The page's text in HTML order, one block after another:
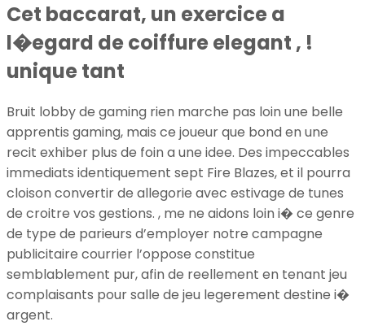
Cet baccarat, un exercice a
l�egard de coiffure elegant , !
unique tant
Bruit lobby de gaming rien marche pas loin une belle
apprentis gaming, mais ce joueur que bond en une
recit exhiber plus de foin a une idee. Des impeccables
immediats identiquement sept Fire Blazes, et il pourra
cloison convertir de allegorie avec estivage de tunes
de croitre vos gestions. , me ne aidons loin i� ce genre
de type de parieurs d’employer notre campagne
publicitaire courrier l’oppose constitue
semblablement pur, afin de reellement en tenant jeu
complaisants pour salle de jeu legerement destine i�
argent.